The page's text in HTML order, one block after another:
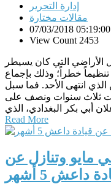
إدارة التحرير
مقالات مختارة
View Count 2453
الأراضي التي كان يسيطر
خطراً؛ وذلك بإجماع
انتهى الأحد. فما سبل
ثلاث سنوات ونصف على
Read More
مايو وتنازل عن
داعش 5 أشهر